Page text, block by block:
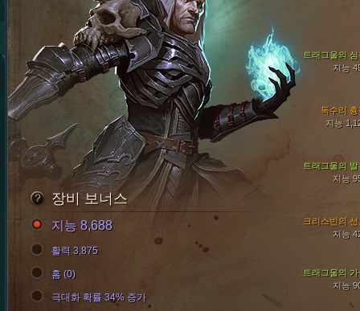
독수리 흉
지능
트래그울의 발
지능
트래그울의 심
지능
트래그울의 가
지능
크리스빈의 선
지능
장비 보너스
지능 8,688
활력 3,875
홈 (0)
극대화 확률 34% 증가